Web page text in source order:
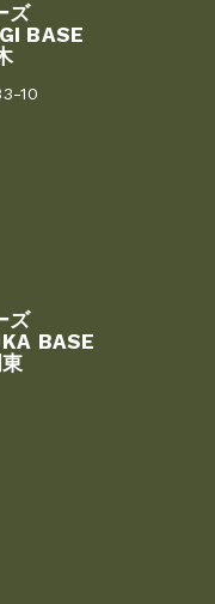
ズ
BASE
10
ズ
BASE